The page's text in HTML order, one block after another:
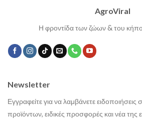
AgroViral
Η φροντίδα των ζώων & του
Newsletter
Εγγραφείτε για να λαμβάνετε ειδοποιήσεις
προϊόντων, ειδικές προσφορές και νέα της